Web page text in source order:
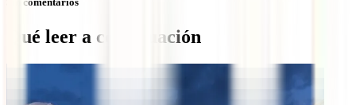
Qué leer a continuación